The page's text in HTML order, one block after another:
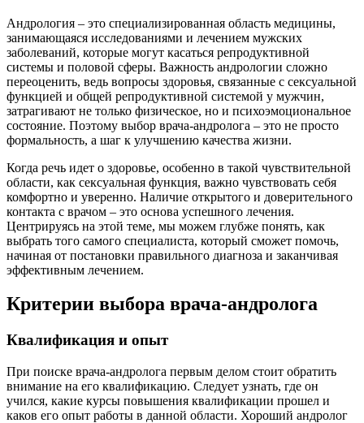
Андрология – это специализированная область медицины,
занимающаяся исследованиями и лечением мужских
заболеваний, которые могут касаться репродуктивной
системы и половой сферы. Важность андрологии сложно
переоценить, ведь вопросы здоровья, связанные с сексуальной
функцией и общей репродуктивной системой у мужчин,
затрагивают не только физическое, но и психоэмоциональное
состояние. Поэтому выбор врача-андролога – это не просто
формальность, а шаг к улучшению качества жизни.
Когда речь идет о здоровье, особенно в такой чувствительной
области, как сексуальная функция, важно чувствовать себя
комфортно и уверенно. Наличие открытого и доверительного
контакта с врачом – это основа успешного лечения.
Центрируясь на этой теме, мы можем глубже понять, как
выбрать того самого специалиста, который сможет помочь,
начиная от постановки правильного диагноза и заканчивая
эффективным лечением.
Критерии выбора врача-андролога
Квалификация и опыт
При поиске врача-андролога первым делом стоит обратить
внимание на его квалификацию. Следует узнать, где он
учился, какие курсы повышения квалификации прошел и
каков его опыт работы в данной области. Хороший андролог